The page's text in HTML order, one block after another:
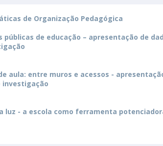
de Organização Pedagógica
públicas de educação – apresentação de
aula: entre muros e acessos -
investigação
luz - a escola como ferramenta